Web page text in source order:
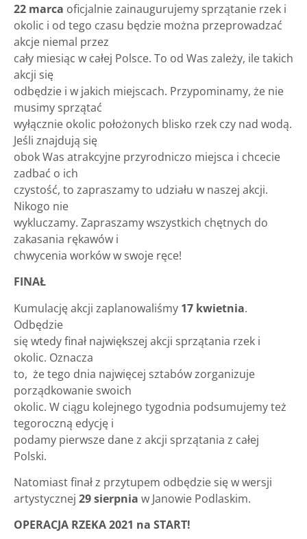
22 marca oficjalnie zainaugurujemy sprzątanie rzek i
okolic i od tego czasu będzie można przeprowadzać
akcje niemal przez
cały miesiąc w całej Polsce. To od Was zależy, ile takich
akcji się
odbędzie i w jakich miejscach. Przypominamy, że nie
musimy sprzątać
wyłącznie okolic położonych blisko rzek czy nad wodą.
Jeśli znajdują się
obok Was atrakcyjne przyrodniczo miejsca i chcecie
zadbać o ich
czystość, to zapraszamy to udziału w naszej akcji.
Nikogo nie
wykluczamy. Zapraszamy wszystkich chętnych do
zakasania rękawów i
chwycenia worków w swoje ręce!
FINAŁ
Kumulację akcji zaplanowaliśmy 17 kwietnia.
Odbędzie
się wtedy finał największej akcji sprzątania rzek i
okolic. Oznacza
to, że tego dnia najwięcej sztabów zorganizuje
porządkowanie swoich
okolic. W ciągu kolejnego tygodnia podsumujemy też
tegoroczną edycję i
podamy pierwsze dane z akcji sprzątania z całej
Polski.
Natomiast finał z przytupem odbędzie się w wersji
artystycznej 29 sierpnia w Janowie Podlaskim.
OPERACJA RZEKA 2021 na START!